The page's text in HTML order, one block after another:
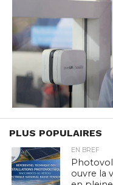
PLUS POPULAIRES
EN BREF
ouvre la